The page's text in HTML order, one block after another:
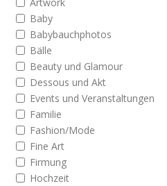
Baby
Babybauchphotos
Bälle
Beauty und Glamour
Dessous und Akt
Events und Veranstaltungen
Familie
Fashion/Mode
Fine Art
Firmung
Hochzeit